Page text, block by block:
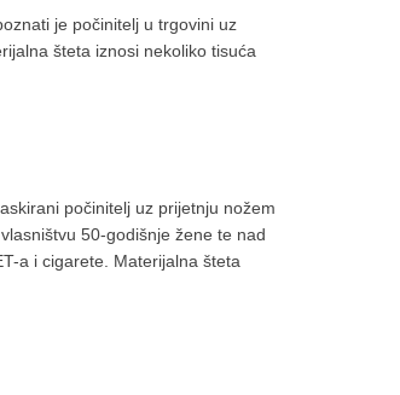
je počinitelj u trgovini uz
šteta iznosi nekoliko tisuća
počinitelj uz prijetnju nožem
50-godišnje žene te nad
a i cigarete. Materijalna šteta